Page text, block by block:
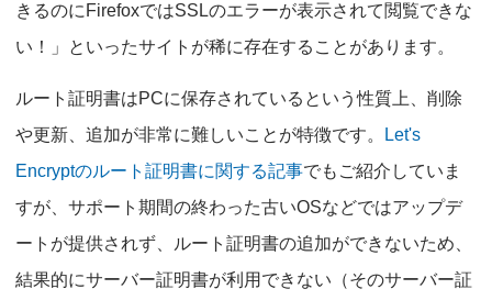
きるのにFirefoxではSSLのエラーが表示されて閲覧できな
い！」といったサイトが稀に存在することがあります。
ルート証明書はPCに保存されているという性質上、削除
や更新、追加が非常に難しいことが特徴です。
Let's
Encryptのルート証明書に関する記事でもご紹介していま
すが、サポート期間の終わった古いOSなどではアップデ
ートが提供されず、ルート証明書の追加ができないため、
結果的にサーバー証明書が利用できない（そのサーバー証